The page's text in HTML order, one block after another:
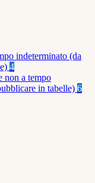
indeterminato (da
4
non a tempo
in tabelle) 6